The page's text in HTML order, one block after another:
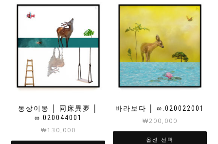
동상이몽 │ 同床異夢 │
∞.020044001
₩130,000
바라보다 │ ∞.020022001
₩200,000
옵션 선택